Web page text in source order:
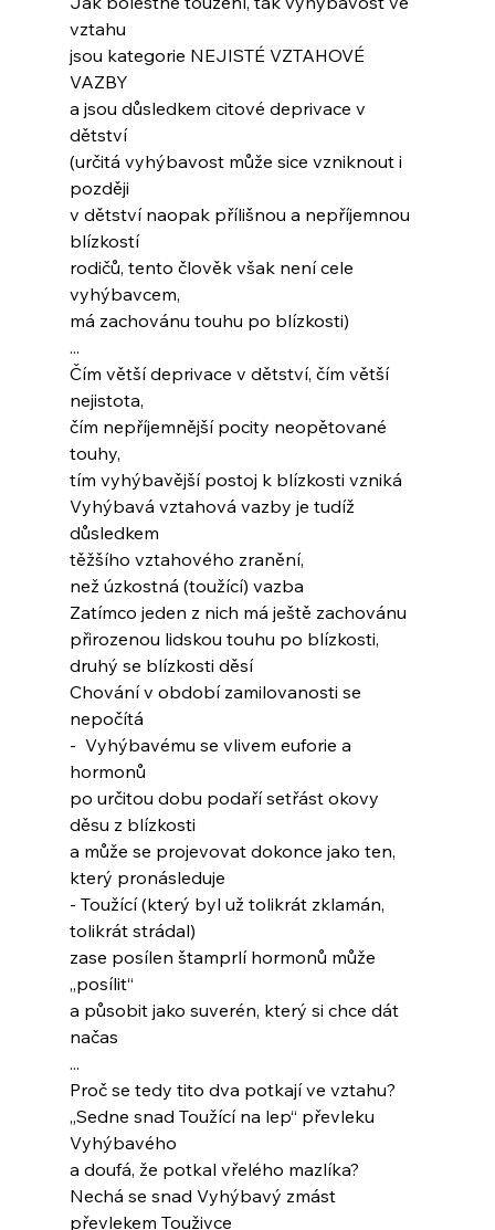
vztahu
jsou kategorie NEJISTÉ VZTAHOVÉ
VAZBY
a jsou důsledkem citové deprivace v
dětství
(určitá vyhýbavost může sice vzniknout i
později
v dětství naopak přílišnou a nepříjemnou
blízkostí
rodičů, tento člověk však není cele
vyhýbavcem,
má zachovánu touhu po blízkosti)
...
Čím větší deprivace v dětství, čím větší
nejistota,
čím nepříjemnější pocity neopětované
touhy,
tím vyhýbavější postoj k blízkosti vzniká
Vyhýbavá vztahová vazby je tudíž
důsledkem
těžšího vztahového zranění,
než úzkostná (toužící) vazba
Zatímco jeden z nich má ještě zachovánu
přirozenou lidskou touhu po blízkosti,
druhý se blízkosti děsí
Chování v období zamilovanosti se
nepočítá
-  Vyhýbavému se vlivem euforie a
hormonů
po určitou dobu podaří setřást okovy
děsu z blízkosti
a může se projevovat dokonce jako ten,
který pronásleduje
- Toužící (který byl už tolikrát zklamán,
tolikrát strádal)
zase posílen štamprlí hormonů může
„posílit“
a působit jako suverén, který si chce dát
načas
...
Proč se tedy tito dva potkají ve vztahu?
„Sedne snad Toužící na lep“ převleku
Vyhýbavého
a doufá, že potkal vřelého mazlíka?
Nechá se snad Vyhýbavý zmást
převlekem Touživce